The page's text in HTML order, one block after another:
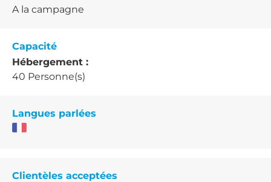
A la campagne
Capacité
Hébergement :
40 Personne(s)
Langues parlées
Clientèles acceptées